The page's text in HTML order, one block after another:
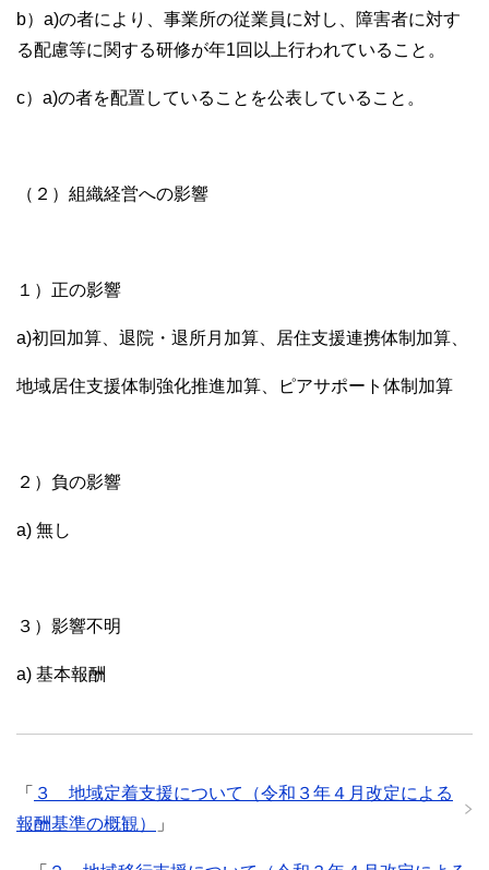
b）a)の者により、事業所の従業員に対し、障害者に対す
る配慮等に関する研修が年1回以上行われていること。
c）a)の者を配置していることを公表していること。
（２）組織経営への影響
１）正の影響
a)初回加算、退院・退所月加算、居住支援連携体制加算、
地域居住支援体制強化推進加算、ピアサポート体制加算
２）負の影響
a) 無し
３）影響不明
a) 基本報酬
「 ３ 地域定着支援について（令和３年４月改定による
報酬基準の概観）
」